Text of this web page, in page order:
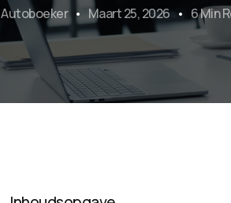
Autoboeker Maart 25, 2026 6 Min